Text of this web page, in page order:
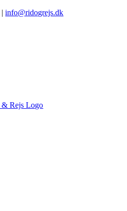
|info@ridogrejs.dk